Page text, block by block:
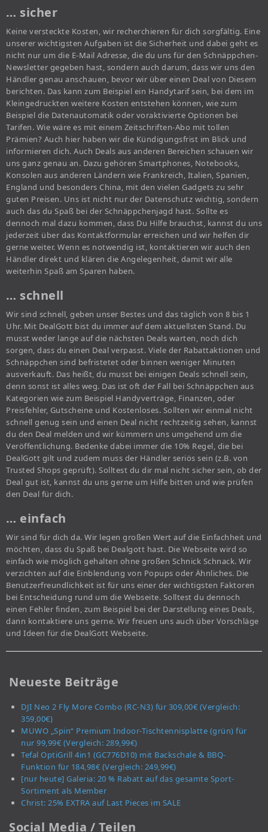
… sicher
Keine versteckte Kosten, wir recherchieren für dich sorgfältig. Eine
unserer wichtigsten Aufgaben ist die Sicherheit und dabei geht es
nicht nur um die E-Mail Adresse, die du uns für den Schnäppchen-
Newsletter gegeben hast, sondern auch darum, dass wir uns den
Händler genau anschauen, bevor wir über einen Deal von Diesem
berichten. Das kann zum Beispiel ein Handytarif sein, bei dem im
Kleingedruckten weitere Kosten entstehen können, wie zum
Beispiel die Datenautomatik oder voraktivierte Optionen bei
Tarifen. Wie wäre es mit einem Zeitschriften-Abo mit tollen
Prämien? Auch hier haben wir die Kündigungsfrist im Blick und
informieren dich. Auch Deals aus anderen Bereichen schauen wir
uns ganz genau an. Dazu gehören Smartphones, Notebooks,
Konsolen aus anderen Ländern wie Frankreich, Italien, Spanien,
England und besonders China, mit den vielen Gadgets zu sehr
guten Preisen. Uns ist nicht nur der Datenschutz wichtig, sondern
auch das du Spaß bei der Schnäppchenjagd hast. Sollte es
dennoch mal dazu kommen, dass Du Hilfe brauchst, kannst du uns
jederzeit über das Kontaktformular erreichen und wir helfen dir
gerne weiter. Wenn es notwendig ist, kontaktieren wir auch den
Händler direkt und klären die Angelegenheit, damit wir alle
weiterhin Spaß am Sparen haben.
… schnell
Wir sind schnell, geben unser Bestes und das täglich von 8 bis 1
Uhr. Mit DealGott bist du immer auf dem aktuellsten Stand. Du
musst weder lange auf die nächsten Deals warten, noch dich
sorgen, dass du einen Deal verpasst. Viele der Rabattaktionen und
Schnäppchen sind befristetet oder binnen weniger Minuten
ausverkauft. Das heißt, du musst bei einigen Deals schnell sein,
denn sonst ist alles weg. Das ist oft der Fall bei Schnäppchen aus
Kategorien wie zum Beispiel Handyverträge, Finanzen, oder
Preisfehler, Gutscheine und Kostenloses. Sollten wir einmal nicht
schnell genug sein und einen Deal nicht rechtzeitig sehen, kannst
du den Deal melden und wir kümmern uns umgehend um die
Veröffentlichung. Bedenke dabei immer die 10% Regel, die bei
DealGott gilt und zudem muss der Händler seriös sein (z.B. von
Trusted Shops geprüft). Solltest du dir mal nicht sicher sein, ob der
Deal gut ist, kannst du uns gerne um Hilfe bitten und wie prüfen
den Deal für dich.
… einfach
Wir sind für dich da. Wir legen großen Wert auf die Einfachheit und
möchten, dass du Spaß bei Dealgott hast. Die Webseite wird so
einfach wie möglich gehalten ohne großen Schnick Schnack. Wir
verzichten auf die Einblendung von Popups oder Ähnliches. Die
Benutzerfreundlichkeit ist für uns einer der wichtigsten Faktoren
bei Entscheidung rund um die Webseite. Solltest du dennoch
einen Fehler finden, zum Beispiel bei der Darstellung eines Deals,
dann kontaktiere uns gerne. Wir freuen uns auch über Vorschläge
und Ideen für die DealGott Webseite.
Neueste Beiträge
DJI Neo 2 Fly More Combo (RC-N3) für 309,00€ (Vergleich:
359,00€)
MUWO „Spin“ Premium Indoor-Tischtennisplatte (grün) für
nur 99,99€ (Vergleich: 289,99€)
Tefal OptiGrill 4in1 (GC776D10) mit Backschale & BBQ-
Funktion für 184,98€ (Vergleich: 249,99€)
[nur heute] Galeria: 20 % Rabatt auf das gesamte Sport-
Sortiment als Member
Christ: 25% EXTRA auf Last Pieces im SALE
Social Media / Teilen